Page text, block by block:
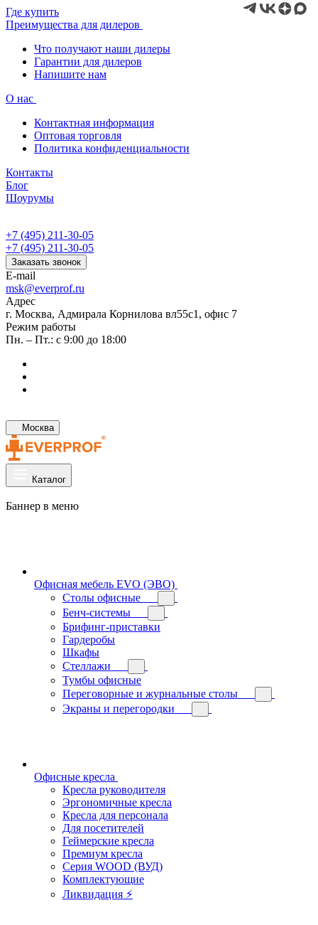
Где купить
Преимущества для дилеров
Что получают наши дилеры
Гарантии для дилеров
Напишите нам
О нас
Контактная информация
Оптовая торговля
Политика конфиденциальности
Контакты
Блог
Шоурумы
+7 (495) 211-30-05
+7 (495) 211-30-05
Заказать звонок
E-mail
msk@everprof.ru
Адрес
г. Москва, Адмирала Корнилова вл55с1, офис 7
Режим работы
Пн. – Пт.: с 9:00 до 18:00
Москва
Каталог
Баннер в меню
Офисная мебель EVO (ЭВО)
Cтолы офисные
Бенч-системы
Брифинг-приставки
Гардеробы
Шкафы
Стеллажи
Тумбы офисные
Переговорные и журнальные столы
Экраны и перегородки
Офисные кресла
Кресла руководителя
Эргономичные кресла
Кресла для персонала
Для посетителей
Геймерские кресла
Премиум кресла
Серия WOOD (ВУД)
Комплектующие
Ликвидация ⚡